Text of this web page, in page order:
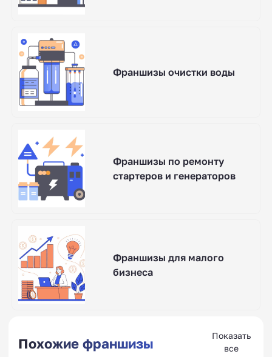
Франшизы очистки воды
Франшизы по ремонту
стартеров и генераторов
Франшизы для малого
бизнеса
Похожие франшизы
Показать
все